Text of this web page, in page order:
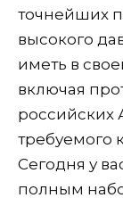
точнейших
высокого
иметь в
включая
российских
требуемого
Сегодня у
полным